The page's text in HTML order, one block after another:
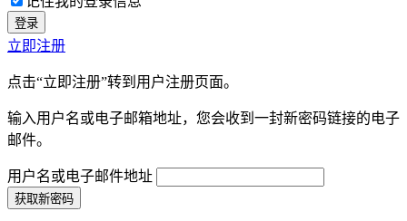
立即注册
点击“立即注册”转到用户注册页面。
输入用户名或电子邮箱地址，您会收到一封新密码链接的电子
邮件。
用户名或电子邮件地址